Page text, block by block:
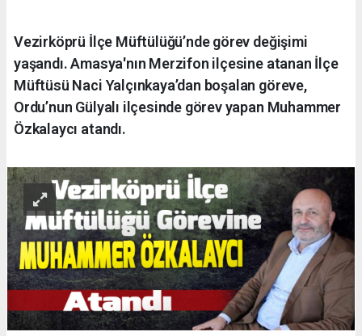
Vezirköprü İlçe Müftülüğü’nde görev değişimi
yaşandı. Amasya'nın Merzifon ilçesine atanan İlçe
Müftüsü Naci Yalçınkaya’dan boşalan göreve,
Ordu’nun Gülyalı ilçesinde görev yapan Muhammer
Özkalaycı atandı.